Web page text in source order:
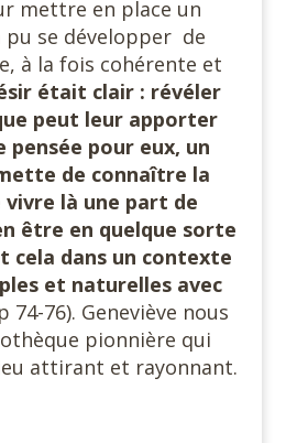
mettre en place un
se développer de
à la fois cohérente et
était clair : révéler
peut leur apporter
pensée pour eux, un
de connaître la
là une part de
être en quelque sorte
cela dans un contexte
et naturelles avec
74-76). Geneviève nous
pionnière qui
attirant et rayonnant.